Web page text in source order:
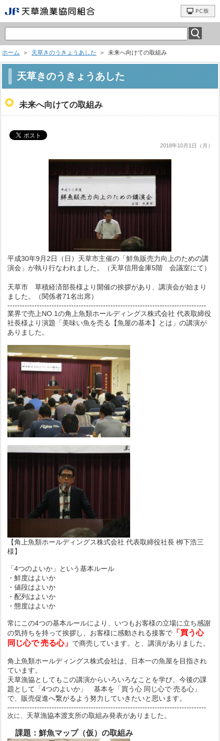
ホーム ＞ 天草きのうきょうあした ＞ 未来へ向けての取組み
天草きのうきょうあした
未来へ向けての取組み
2018年10月1日（月）
平成30年9月2日（日）天草市主催の「鮮魚販売力向上のための講
演会」が執り行なわれました。（天草信用金庫5階 会議室にて）
天草市 草積経済部長様より開催の挨拶があり、講演会が始まり
ました。（関係者71名出席）
---------------------------------------------------------------------------------
業界で売上NO.1の角上魚類ホールディングス株式会社 代表取締役
社長様より演題「美味い魚を売る【魚屋の基本】とは」の講演が
ありました。
【角上魚類ホールディングス株式会社 代表取締役社長 栁下浩三
様】
「4つのよいか」という基本ルール
・鮮度はよいか
・値段はよいか
・配列はよいか
・態度はよいか
常にこの4つの基本ルールにより、 いつもお客様の立場に立ち感謝
の気持ちを持って挨拶し、 お客様に感動される接客で 「買う心
同じ心で 売る心」 で商売しています。 と、講演がありました。
角上魚類ホールディングス株式会社は、 日本一の魚屋を目指され
ています。
天草漁協としてもこの講演からいろいろなことを学び、今後の課
題として「4つのよいか」 基本を「買う心 同じ心で 売る心」
で、販売促進へ繋がるよう努力していきたいと思います。
---------------------------------------------------------------------------------
次に、 天草漁協本渡支所の取組み発表がありました。
課題：鮮魚マップ（仮）の取組み